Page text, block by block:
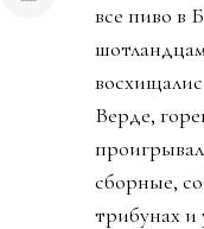
все пиво в
Верде,
сборные,
трибунах и